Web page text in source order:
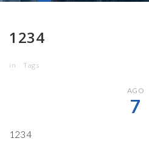
1234
in Tags
AGO
7
1234